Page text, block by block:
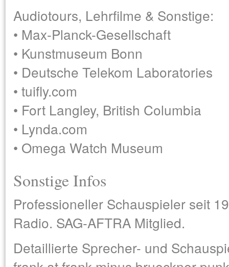
Audiotours, Lehrfilme & Sonstige:
• Max-Planck-Gesellschaft
• Kunstmuseum Bonn
• Deutsche Telekom Laboratories
• tuifly.com
• Fort Langley, British Columbia
• Lynda.com
• Omega Watch Museum
Sonstige Infos
Professioneller Schauspieler seit
Radio. SAG-AFTRA Mitglied.
Detaillierte Sprecher- und